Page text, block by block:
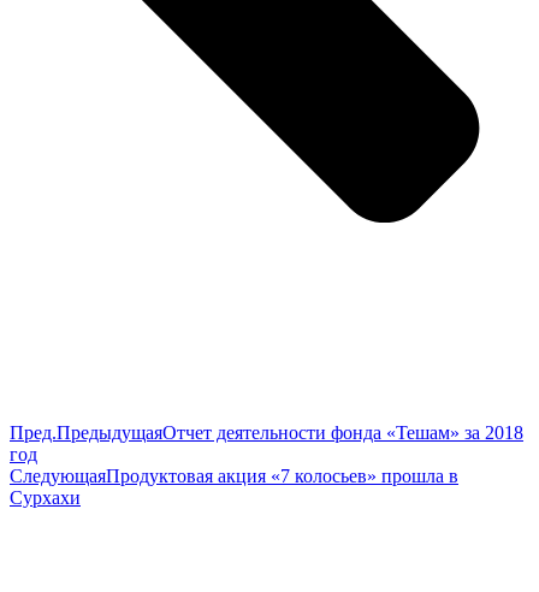
Пред.ПредыдущаяОтчет деятельности фонда «Тешам» за 2018
год
СледующаяПродуктовая акция «7 колосьев» прошла в
Сурхахи